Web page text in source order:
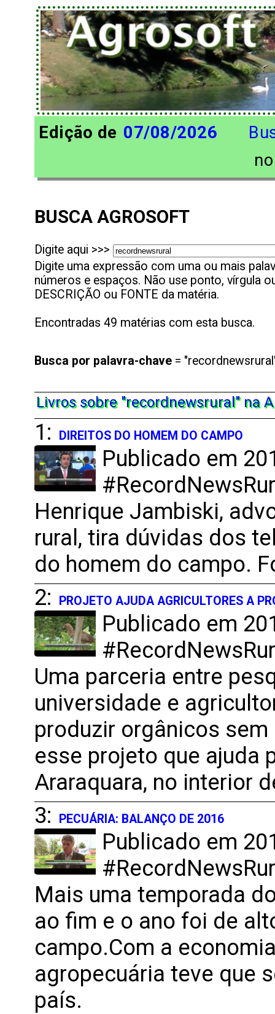
Edição de 07/08/2026
BUSCA AGROSOFT
Digite aqui >>>
Digite uma expressão com uma ou mais
números e espaços. Não use ponto, vírgula
DESCRIÇÃO ou FONTE da matéria.
Encontradas 49 matérias com esta busca.
Busca por palavra-chave =
Livros sobre "recordnewsrural" na
1: DIREITOS DO HOMEM DO CAMPO
Publicado em
Henrique Jambiski,
rural, tira dúvidas dos
do homem do campo.
2:
PROJETO AJUDA AGRICULTORES A
Publicado em
Uma parceria entre
universidade e
produzir orgânicos
esse projeto que ajuda
Araraquara, no interior
3:
PECUÁRIA: BALANÇO DE 2016
Publicado em
Mais uma temporada
ao fim e o ano foi de
campo.Com a
agropecuária teve que
país.